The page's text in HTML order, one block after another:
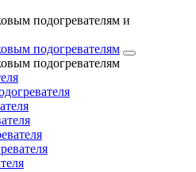
подогревателям и
подогревателям
подогревателям